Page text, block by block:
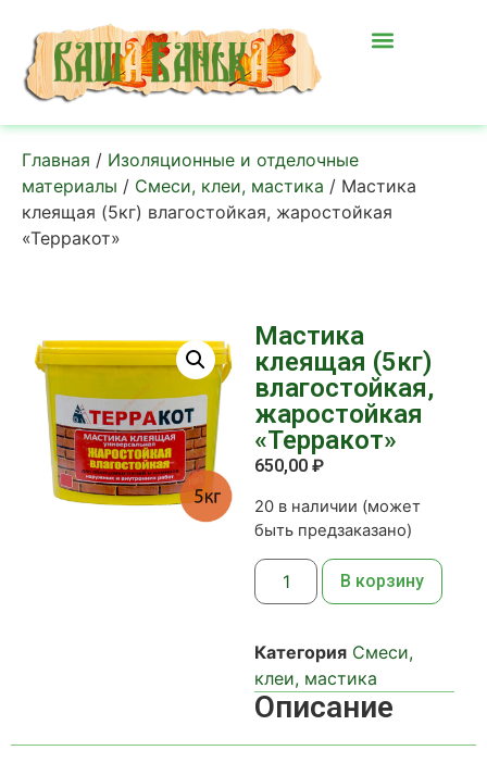
Главная / Изоляционные и отделочные
материалы / Смеси, клеи, мастика / Мастика
клеящая (5кг) влагостойкая, жаростойкая
«Терракот»
Мастика
клеящая (5кг)
влагостойкая,
жаростойкая
«Терракот»
650,00 ₽
20 в наличии (может
быть предзаказано)
В корзину
Категория Смеси,
клеи, мастика
Описание